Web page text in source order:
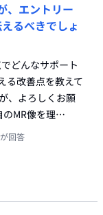
、エントリー
るべきでしょ
どんなサポート
る改善点を教えて
、よろしくお願
のMR像を理…
回答